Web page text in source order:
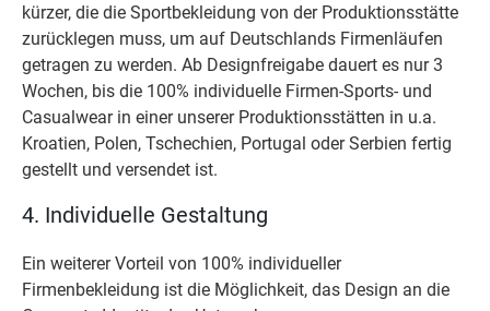
kürzer, die die Sportbekleidung von der Produktionsstätte
zurücklegen muss, um auf Deutschlands Firmenläufen
getragen zu werden. Ab Designfreigabe dauert es nur 3
Wochen, bis die 100% individuelle Firmen-Sports- und
Casualwear in einer unserer Produktionsstätten in u.a.
Kroatien, Polen, Tschechien, Portugal oder Serbien fertig
gestellt und versendet ist.
4. Individuelle Gestaltung
Ein weiterer Vorteil von 100% individueller
Firmenbekleidung ist die Möglichkeit, das Design an die